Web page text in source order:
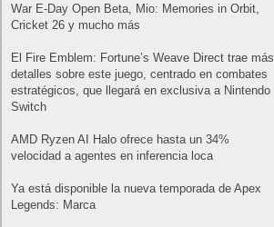
War E-Day Open Beta, Mio: Memories in Orbit,
Cricket 26 y mucho más
El Fire Emblem: Fortune’s Weave Direct trae más
detalles sobre este juego, centrado en combates
estratégicos, que llegará en exclusiva a Nintendo
Switch
AMD Ryzen AI Halo ofrece hasta un 34%
velocidad a agentes en inferencia loca
Ya está disponible la nueva temporada de Apex
Legends: Marca